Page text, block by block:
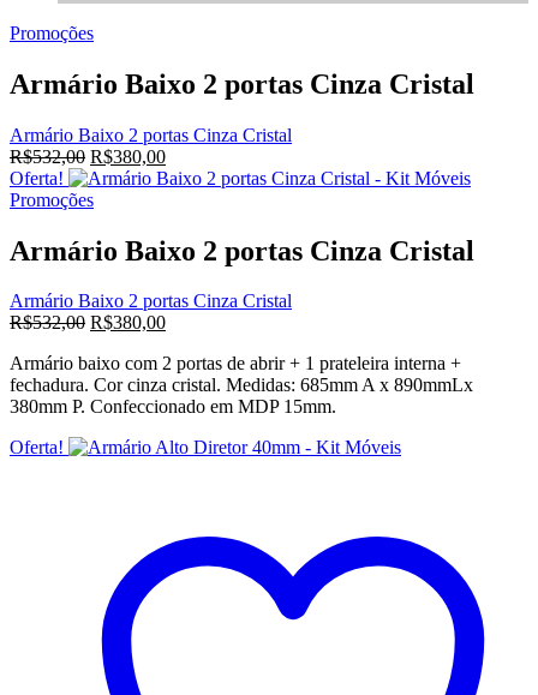
Promoções
Armário Baixo 2 portas Cinza Cristal
Armário Baixo 2 portas Cinza Cristal
R$532,00 O
preço
original
R$532,00.
R$380,00O
preço
R$380,00.
Oferta!
Promoções
Armário Baixo 2 portas Cinza Cristal
Armário Baixo 2 portas Cinza Cristal
R$532,00 O
original
era:
R$532,00.
R$380,00O
atual
é:
R$380,00.
Armário baixo com 2 portas de abrir + 1 prateleira interna +
fechadura. Cor cinza cristal. Medidas: 685mm A x 890mmLx
380mm P. Confeccionado em MDP 15mm.
Oferta!